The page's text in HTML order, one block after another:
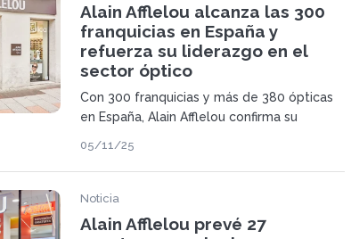
Alain Afflelou alcanza las 300
franquicias en España y
refuerza su liderazgo en el
sector óptico
Con 300 franquicias y más de 380 ópticas
en España, Alain Afflelou confirma su
referencia en salud visual y auditiva.
05/11/25
Noticia
Alain Afflelou prevé 27